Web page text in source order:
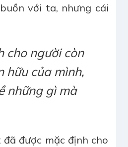
với ta, nhưng cái
cho người còn
hữu của mình,
những gì mà
được mặc định cho